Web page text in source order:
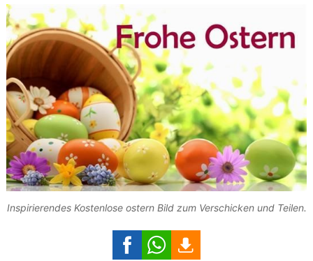
Inspirierendes Kostenlose ostern Bild zum Verschicken und Teilen.